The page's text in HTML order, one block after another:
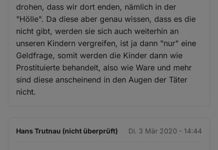
drohen, dass wir dort enden, nämlich in der
"Hölle". Da diese aber genau wissen, dass es die
nicht gibt, werden sie sich auch weiterhin an
unseren Kindern vergreifen, ist ja dann "nur" eine
Geldfrage, somit werden die Kinder dann wie
Prostituierte behandelt, also wie Ware und mehr
sind diese anscheinend in den Augen der Täter
nicht.
Hans Trutnau (nicht überprüft) Di. 3 Mär 2020 - 14:44